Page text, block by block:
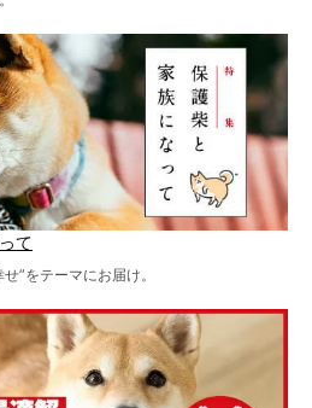
て
”をテーマにお届け。